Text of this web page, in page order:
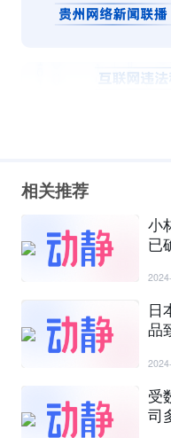
相关推荐
小
已
日
品
受
司